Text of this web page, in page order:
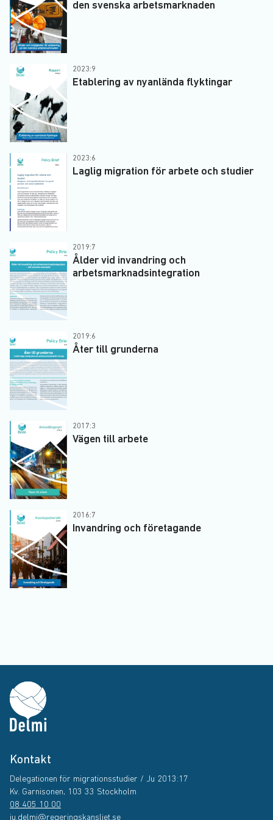
den svenska arbetsmarknaden
2023:9
Etablering av nyanlända flyktingar
2023:6
Laglig migration för arbete och studier
2019:7
Ålder vid invandring och
arbetsmarknadsintegration
2019:6
Åter till grunderna
2017:3
Vägen till arbete
2016:7
Invandring och företagande
Kontakt
Delegationen för migrationsstudier / Ju 2013:17
Kv. Garnisonen, 103 33 Stockholm
08 405 10 00
ju.delmi@regeringskansliet.se